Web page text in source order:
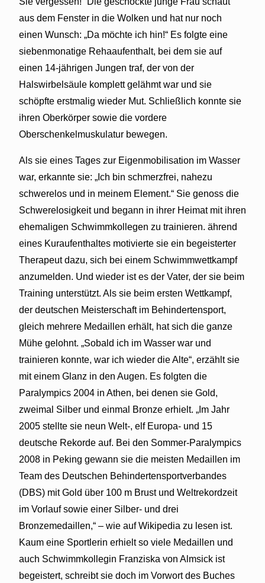
aus dem Fenster in die Wolken und hat nur noch
einen Wunsch: „Da möchte ich hin!“ Es folgte eine
siebenmonatige Rehaaufenthalt, bei dem sie auf
einen 14-jährigen Jungen traf, der von der
Halswirbelsäule komplett gelähmt war und sie
schöpfte erstmalig wieder Mut. Schließlich konnte sie
ihren Oberkörper sowie die vordere
Oberschenkelmuskulatur bewegen.
Als sie eines Tages zur Eigenmobilisation im Wasser
war, erkannte sie: „Ich bin schmerzfrei, nahezu
schwerelos und in meinem Element.“ Sie genoss die
Schwerelosigkeit und begann in ihrer Heimat mit ihren
ehemaligen Schwimmkollegen zu trainieren. ährend
eines Kuraufenthaltes motivierte sie ein begeisterter
Therapeut dazu, sich bei einem Schwimmwettkampf
anzumelden. Und wieder ist es der Vater, der sie beim
Training unterstützt. Als sie beim ersten Wettkampf,
der deutschen Meisterschaft im Behindertensport,
gleich mehrere Medaillen erhält, hat sich die ganze
Mühe gelohnt. „Sobald ich im Wasser war und
trainieren konnte, war ich wieder die Alte“, erzählt sie
mit einem Glanz in den Augen. Es folgten die
Paralympics 2004 in Athen, bei denen sie Gold,
zweimal Silber und einmal Bronze erhielt. „Im Jahr
2005 stellte sie neun Welt-, elf Europa- und 15
deutsche Rekorde auf. Bei den Sommer-Paralympics
2008 in Peking gewann sie die meisten Medaillen im
Team des Deutschen Behindertensportverbandes
(DBS) mit Gold über 100 m Brust und Weltrekordzeit
im Vorlauf sowie einer Silber- und drei
Bronzemedaillen,“ – wie auf Wikipedia zu lesen ist.
Kaum eine Sportlerin erhielt so viele Medaillen und
auch Schwimmkollegin Franziska von Almsick ist
begeistert, schreibt sie doch im Vorwort des Buches